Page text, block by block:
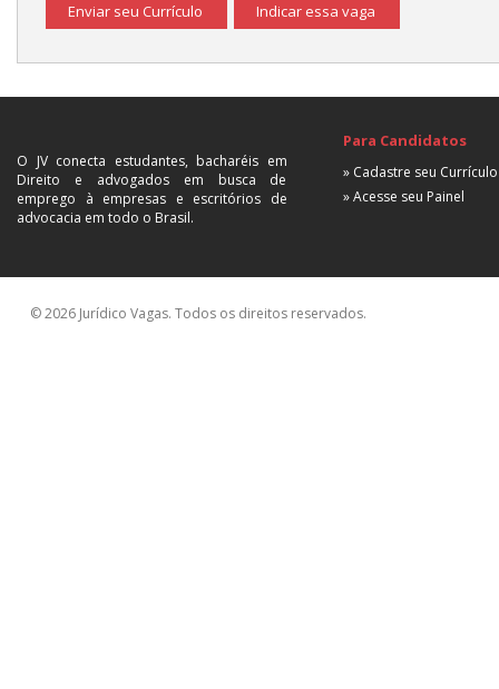
Enviar seu Currículo Indicar essa vaga
O JV conecta estudantes, bacharéis em
Direito e advogados em busca de
emprego à empresas e escritórios de
advocacia em todo o Brasil.
Para Candidatos
» Cadastre seu Currículo
» Acesse seu Painel
© 2026 Jurídico Vagas. Todos os direitos reservados.